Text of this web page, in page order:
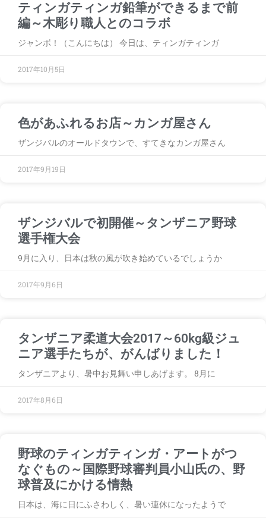
ティンガティンガ鉛筆ができるまで前
編～木彫り職人とのコラボ
ジャンボ！（こんにちは） 今日は、ティンガティンガ
2017年10月5日
色があふれるお店～カンガ屋さん
ザンジバルのオールドタウンで、すてきなカンガ屋さん
2017年9月19日
ザンジバルで初開催～タンザニア野球
選手権大会
9月に入り、日本は秋の風が吹き始めているでしょうか
2017年9月6日
タンザニア柔道大会2017～60kg級ジュ
ニア選手たちが、がんばりました！
タンザニアより、暑中お見舞い申しあげます。 8月に
2017年8月6日
野球のティンガティンガ・アートがつ
なぐもの～国際野球審判員小山氏の、野
球普及にかける情熱
日本は、海に日にふさわしく、暑い連休になったようで